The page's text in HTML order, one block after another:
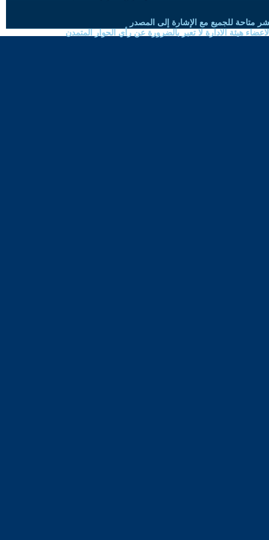
متاحة للجميع مع الإشارة إلى المصدر
هيئة الادارة لا تعبر بالضرورة عن رأي الحوار المتمدن